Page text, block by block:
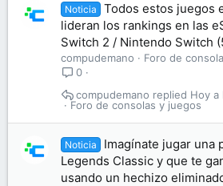
Noticia
Todos estos juegos
lideran los rankings en las
Switch 2 / Nintendo Switch
compudemano
Foro de
0
Foro de consolas y juegos
Hoy a
compudemano
Noticia
Imagínate jugar una
Legends Classic y que te
usando un hechizo